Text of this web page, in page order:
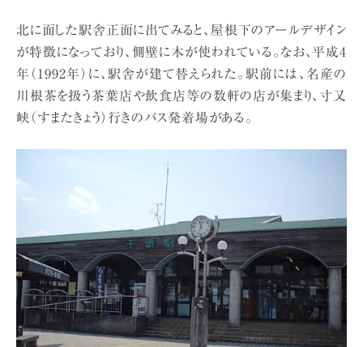
北に面した駅舎正面に出てみると、屋根下のアールデザイン
が特徴になっており、側壁に木が使われている。なお、平成4
年（1992年）に、駅舎が建て替えられた。駅前には、名産の
川根茶を扱う茶葉店や飲食店等の数軒の店が集まり、寸又
峡（すまたきょう）行きのバス発着場がある。